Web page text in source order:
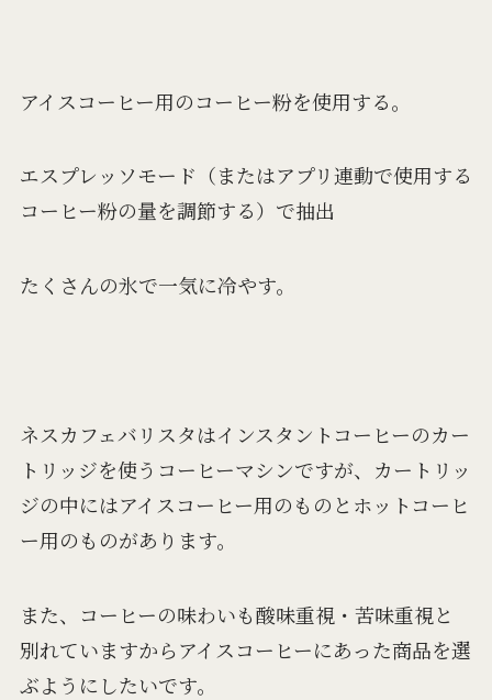
アイスコーヒー用のコーヒー粉を使用する。
エスプレッソモード（またはアプリ連動で使用する
コーヒー粉の量を調節する）で抽出
たくさんの氷で一気に冷やす。
ネスカフェバリスタはインスタントコーヒーのカー
トリッジを使うコーヒーマシンですが、カートリッ
ジの中にはアイスコーヒー用のものとホットコーヒ
ー用のものがあります。
また、コーヒーの味わいも酸味重視・苦味重視と
別れていますからアイスコーヒーにあった商品を選
ぶようにしたいです。